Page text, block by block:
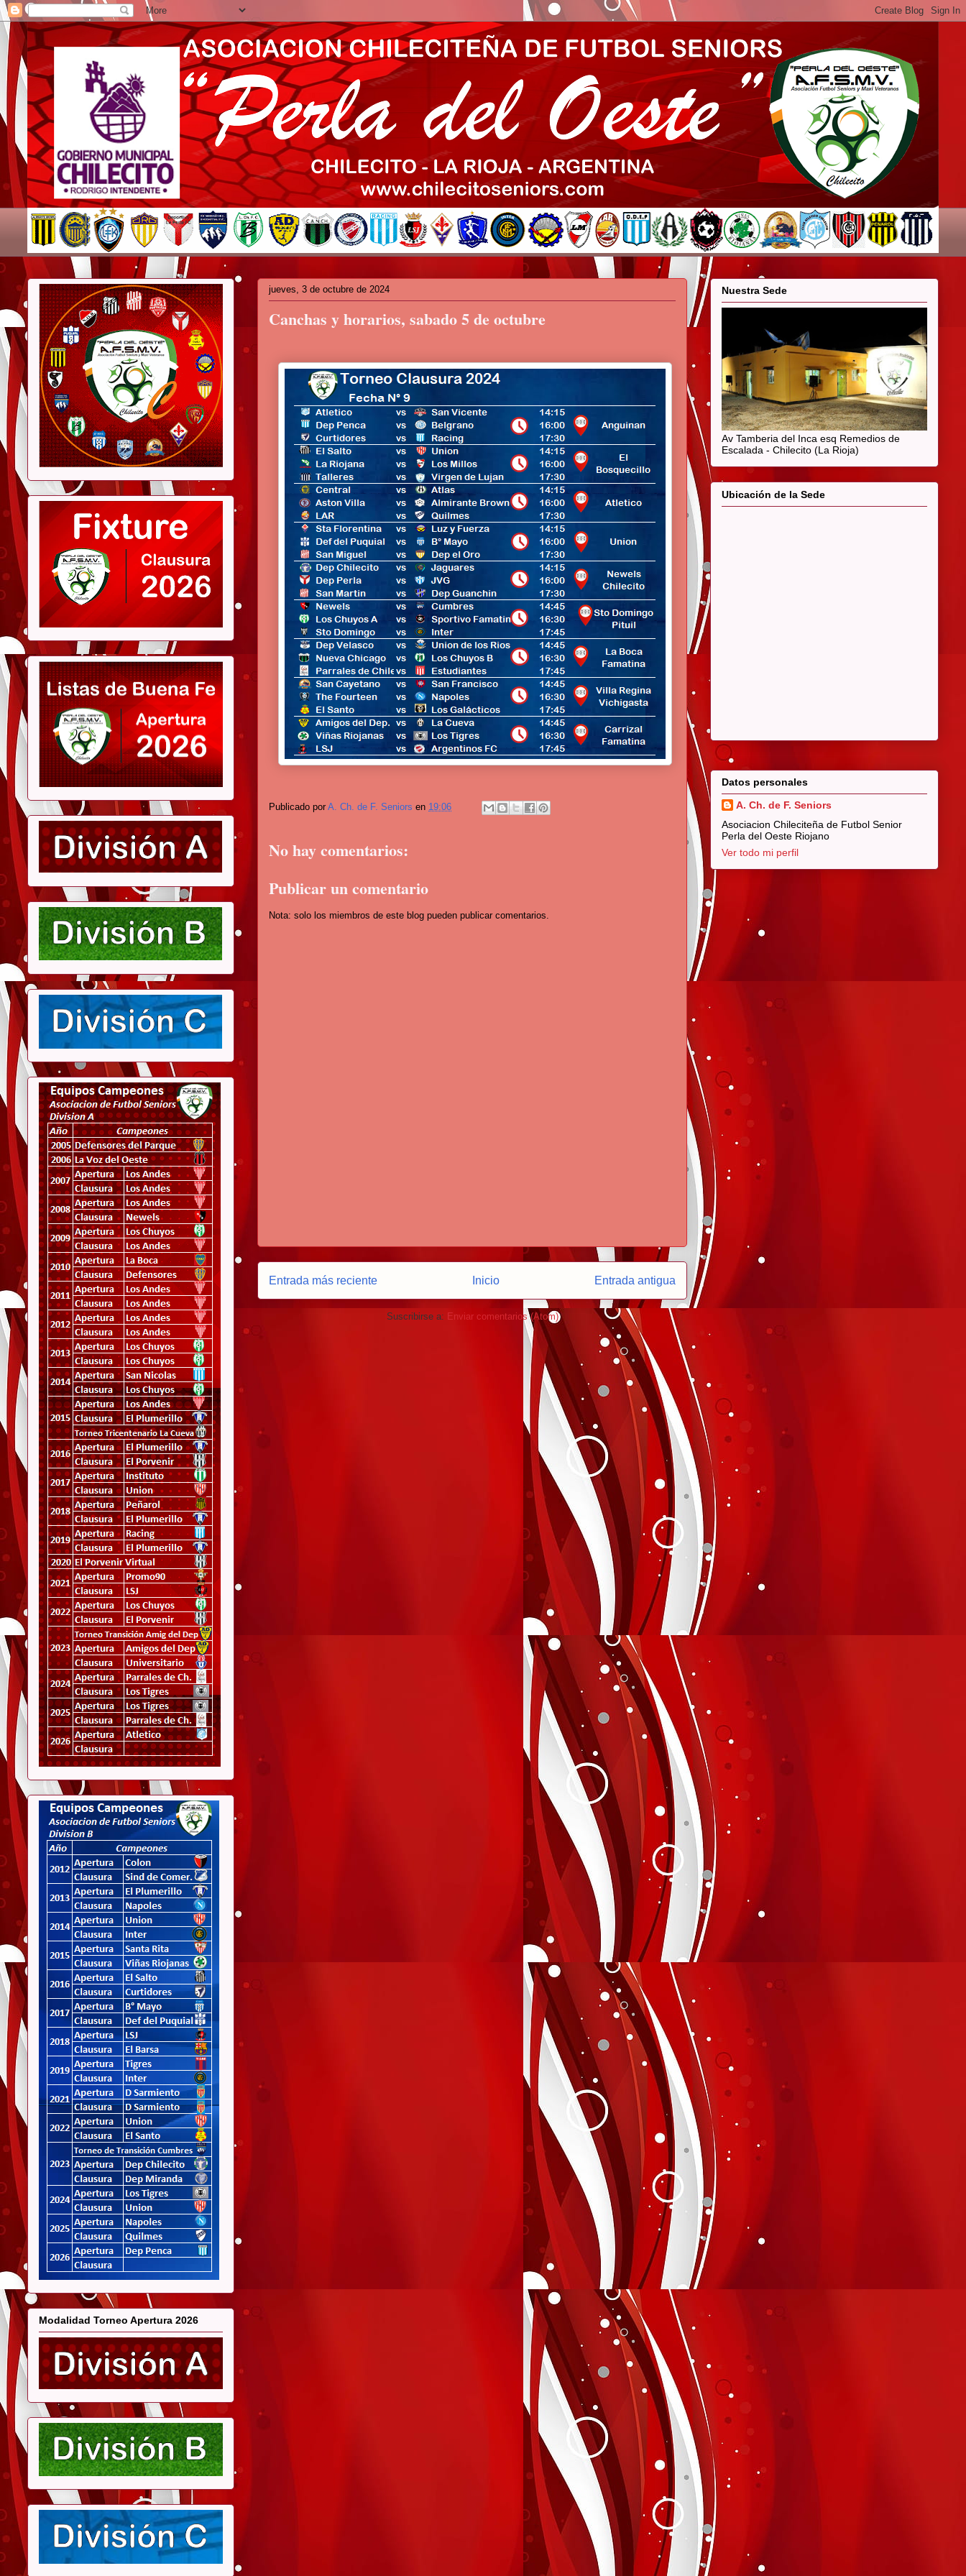
jueves, 3 de octubre de 2024
Canchas y horarios, sabado 5 de octubre
Publicado porA. Ch. de F. Seniors en 19:06
No hay comentarios:
Publicar un comentario
Nota: solo los miembros de este blog pueden publicar comentarios.
Entrada más reciente Entrada antigua
Inicio
Suscribirse a: Enviar comentarios (Atom)
Modalidad Torneo Apertura 2026
Nuestra Sede
Av Tamberia del Inca esq Remedios de
Escalada - Chilecito (La Rioja)
Ubicación de la Sede
Datos personales
A. Ch. de F. Seniors
Asociacion Chileciteña de Futbol Senior
Perla del Oeste Riojano
Ver todo mi perfil